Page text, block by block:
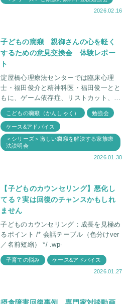
2026.02.16
子どもの癇癪 親御さんの心を軽く
するための意見交換会 体験レポー
ト
淀屋橋心理療法センターでは臨床心理
士・福田俊介と精神科医・福田俊一とと
もに、ゲーム依存症、リストカット、癇
癪などお子さんのさまざまな症状につい
て親御さんと学ぶ会を定期的に行ってお
ります。 今回は
こどもの癇癪（かんしゃく） 勉強会
ケース&アドバイス
＜シリーズ＞激しい癇癪を解決する家族療
法説明会
2026.01.30
【子どものカウンセリング】悪化し
てる？実は回復のチャンスかもしれ
ません
子どものカウンセリング：成長を見極め
るポイント /* 会話テーブル（色分けver
／名前短縮） */ .wp-
子育ての悩み
ケース&アドバイス
2026.01.27